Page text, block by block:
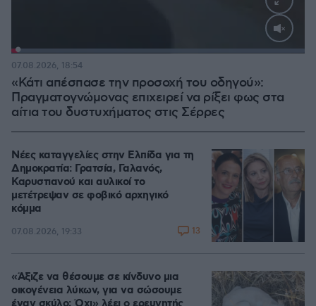
Loaded:
«Κάτι απέσπασε την προσοχή του οδηγού»:
Πραγματογνώμονας επιχειρεί να ρίξει φως στα
αίτια του δυστυχήματος στις Σέρρες
07.08.2026, 18:54
Νέες καταγγελίες στην Ελπίδα για τη
Δημοκρατία: Γρατσία, Γαλανός,
Καρυστιανού και αυλικοί το
μετέτρεψαν σε φοβικό αρχηγικό
κόμμα
07.08.2026, 19:33 13
«Άξιζε να θέσουμε σε κίνδυνο μια
οικογένεια λύκων, για να σώσουμε